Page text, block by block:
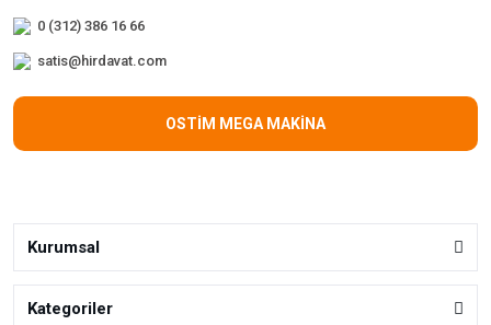
0 (312) 386 16 66
satis@hirdavat.com
OSTİM MEGA MAKİNA
Kurumsal
Kategoriler